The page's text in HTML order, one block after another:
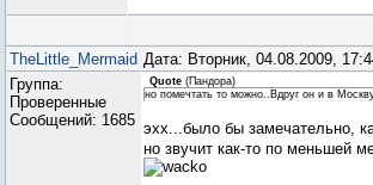
TheLittle_Mermaid Дата: Вторник, 04.08.2009,
Группа:
Проверенные
Сообщений: 1685
Quote (Пандора)
но помечтать то можно..Вдруг он и в
эхх...было бы замечательно,
но звучит как-то по меньшей